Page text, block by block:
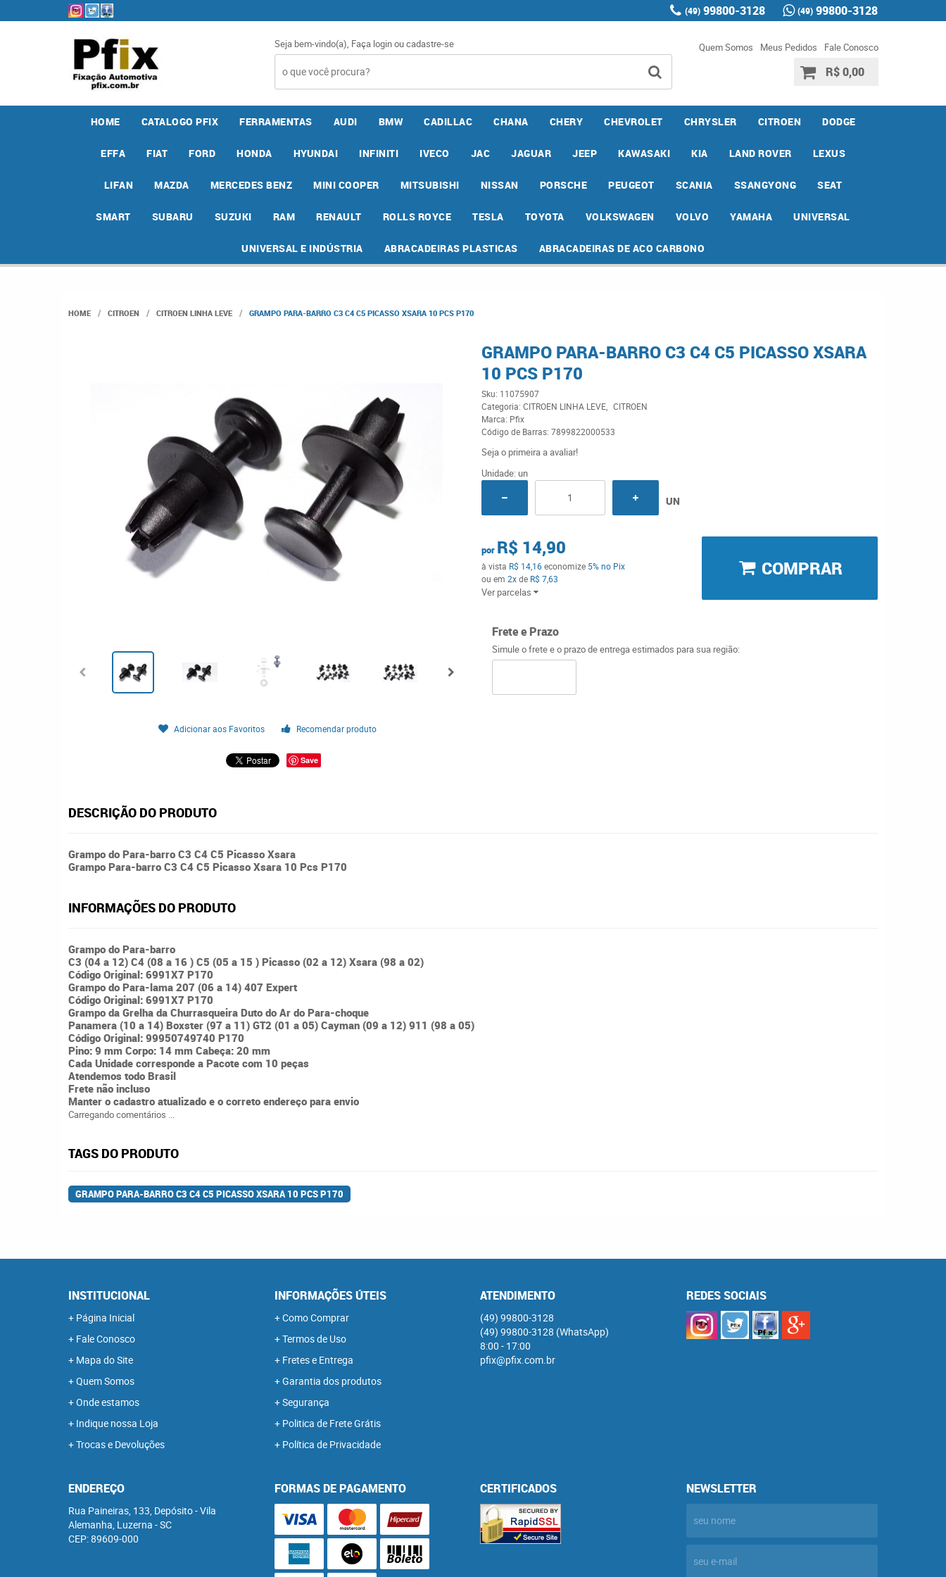
(49) 99800-3128 (49) 99800-3128
Seja bem-vindo(a), Faça loginoucadastre-se Quem Somos Meus Pedidos Fale Conosco
R$ 0,00
HOME CATALOGO PFIX FERRAMENTAS AUDI BMW CADILLAC CHANA CHERY CHEVROLET CHRYSLER CITROEN DODGE
EFFA FIAT FORD HONDA HYUNDAI INFINITI IVECO JAC JAGUAR JEEP KAWASAKI KIA LAND ROVER LEXUS
LIFAN MAZDA MERCEDES BENZ MINI COOPER MITSUBISHI NISSAN PORSCHE PEUGEOT SCANIA SSANGYONG SEAT
SMART SUBARU SUZUKI RAM RENAULT ROLLS ROYCE TESLA TOYOTA VOLKSWAGEN VOLVO YAMAHA UNIVERSAL
UNIVERSAL E INDÚSTRIA ABRACADEIRAS PLASTICAS ABRACADEIRAS DE ACO CARBONO
HOME CITROEN CITROEN LINHA LEVE GRAMPO PARA-BARRO C3 C4 C5 PICASSO XSARA 10 PCS P170
Adicionar aos Favoritos Recomendar produto
Save
GRAMPO PARA-BARRO C3 C4 C5 PICASSO XSARA
10 PCS P170
Sku: 11075907
Categoria: CITROEN LINHA LEVE
CITROEN
Marca: Pfix
Código de Barras: 7899822000533
Seja o primeira a avaliar!
Unidade: un
UN
por R$ 14,90
à vista R$ 14,16economize 5% no Pix
ou em 2xde R$ 7,63
Ver parcelas
COMPRAR
Frete e Prazo
Simule o frete e o prazo de entrega estimados para sua região:
DESCRIÇÃO DO PRODUTO
Grampo do Para-barro C3 C4 C5 Picasso Xsara
Grampo Para-barro C3 C4 C5 Picasso Xsara 10 Pcs P170
INFORMAÇÕES DO PRODUTO
Grampo do Para-barro
C3 (04 a 12) C4 (08 a 16 ) C5 (05 a 15 ) Picasso (02 a 12) Xsara (98 a 02)
Código Original: 6991X7 P170
Grampo do Para-lama 207 (06 a 14) 407 Expert
Código Original: 6991X7 P170
Grampo da Grelha da Churrasqueira Duto do Ar do Para-choque
Panamera (10 a 14) Boxster (97 a 11) GT2 (01 a 05) Cayman (09 a 12) 911 (98 a 05)
Código Original: 99950749740 P170
Pino: 9 mm Corpo: 14 mm Cabeça: 20 mm
Cada Unidade corresponde a Pacote com 10 peças
Atendemos todo Brasil
Frete não incluso
Manter o cadastro atualizado e o correto endereço para envio
Carregando comentários ...
TAGS DO PRODUTO
GRAMPO PARA-BARRO C3 C4 C5 PICASSO XSARA 10 PCS P170
INSTITUCIONAL
Página Inicial
Fale Conosco
Mapa do Site
Quem Somos
Onde estamos
Indique nossa Loja
Trocas e Devoluções
INFORMAÇÕES ÚTEIS
Como Comprar
Termos de Uso
Fretes e Entrega
Garantia dos produtos
Segurança
Politica de Frete Grátis
Política de Privacidade
ATENDIMENTO
(49) 99800-3128
(49) 99800-3128 (WhatsApp)
8:00 - 17:00
pfix@pfix.com.br
REDES SOCIAIS
ENDEREÇO
Rua Paineiras, 133, Depósito-Vila
Alemanha, Luzerna -SC
CEP: 89609-000
FORMAS DE PAGAMENTO CERTIFICADOS NEWSLETTER